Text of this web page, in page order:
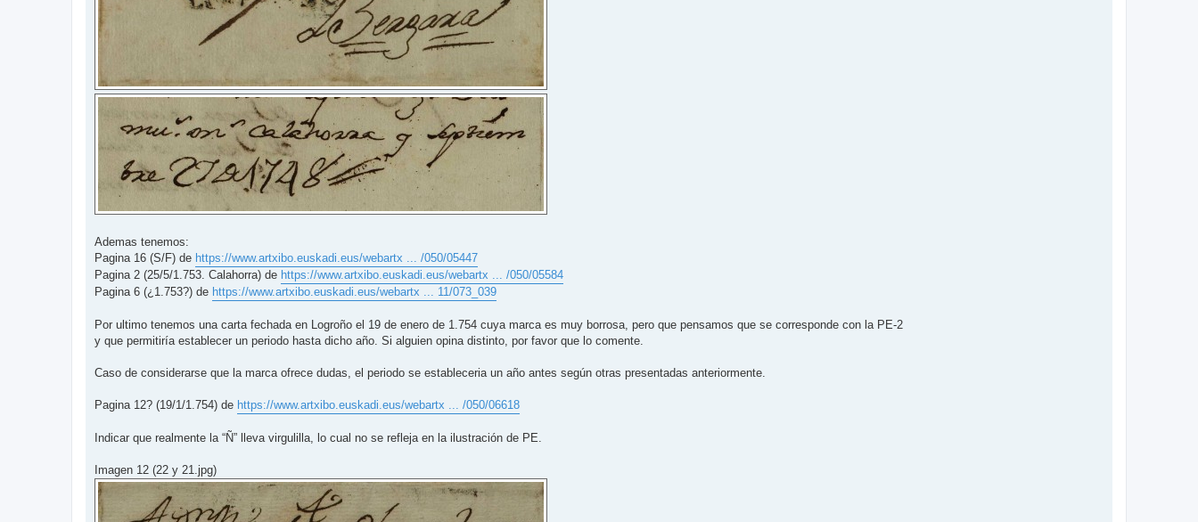
Ademas tenemos:
Pagina 16 (S/F) de https://www.artxibo.euskadi.eus/webartx ... /050/05447
Pagina 2 (25/5/1.753. Calahorra) de https://www.artxibo.euskadi.eus/webartx ... /050/05584
Pagina 6 (¿1.753?) de https://www.artxibo.euskadi.eus/webartx ... 11/073_039
Por ultimo tenemos una carta fechada en Logroño el 19 de enero de 1.754 cuya marca es muy borrosa, pero que pensamos que se corresponde con la PE-2
y que permitiría establecer un periodo hasta dicho año. Si alguien opina distinto, por favor que lo comente.
Caso de considerarse que la marca ofrece dudas, el periodo se estableceria un año antes según otras presentadas anteriormente.
Pagina 12? (19/1/1.754) de https://www.artxibo.euskadi.eus/webartx ... /050/06618
Indicar que realmente la “Ñ” lleva virgulilla, lo cual no se refleja en la ilustración de PE.
Imagen 12 (22 y 21.jpg)